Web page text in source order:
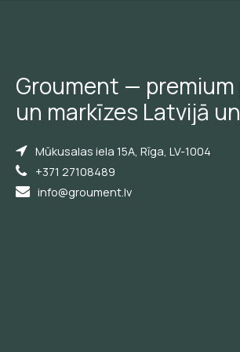
Groument — premium
un markīzes Latvijā un
Mūkusalas iela 15A, Rīga, LV-1004
+371 27108489
info@groument.lv